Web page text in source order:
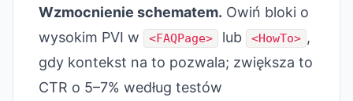
Wzmocnienie schematem. Owiń bloki o
wysokim PVI w
<FAQPage> lub <HowTo> ,
gdy kontekst na to pozwala; zwiększa to
CTR o 5–7% według testów